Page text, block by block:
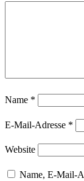
Name *
E-Mail-Adresse *
Website
Name, E-Mail-